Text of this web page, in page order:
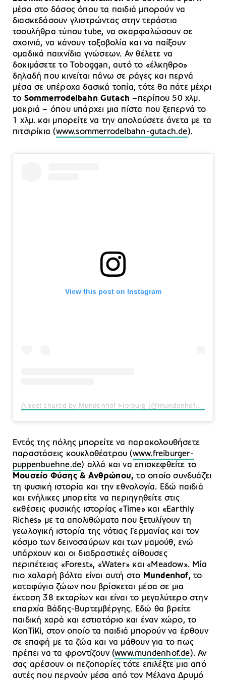
μέσα στο δάσος όπου τα παιδιά μπορούν να
διασκεδάσουν γλιστρώντας στην τεράστια
τσουλήθρα τύπου tube, να σκαρφαλώσουν σε
σχοινιά, να κάνουν τοξοβολία και να παίξουν
ομαδικά παιχνίδια γνώσεων. Αν θέλετε να
δοκιμάσετε το Toboggan, αυτό το «έλκηθρο»
δηλαδή που κινείται πάνω σε ράγες και περνά
μέσα σε υπέροχα δασικά τοπία, τότε θα πάτε μέχρι
το Sommerrodelbahn Gutach–περίπου 50 χλμ.
μακριά – όπου υπάρχει μια πίστα που ξεπερνά το
1 χλμ. και μπορείτε να την απολαύσετε άνετα με τα
πιτσιρίκια (www.sommerrodelbahn-gutach.de).
View this post on Instagram
A post shared by Mundenhof Freiburg (@mundenhof_freiburg)
Εντός της πόλης μπορείτε να παρακολουθήσετε
παραστάσεις κουκλοθέατρου (www.freiburger-
puppenbuehne.de) αλλά και να επισκεφθείτε το
Μουσείο Φύσης & Ανθρώπου,το οποίο συνδυάζει
τη φυσική ιστορία και την εθνολογία. Εδώ παιδιά
και ενήλικες μπορείτε να περιηγηθείτε στις
εκθέσεις φυσικής ιστορίας «Time» και «Earthly
Riches» με τα απολιθώματα που ξετυλίγουν τη
γεωλογική ιστορία της νότιας Γερμανίας και τον
κόσμο των δεινοσαύρων και των μαμούθ, ενώ
υπάρχουν και οι διαδραστικές αίθουσες
περιπέτειας «Forest», «Water» και «Meadow». Μία
πιο χαλαρή βόλτα είναι αυτή στο Mundenhof, το
καταφύγιο ζώων που βρίσκεται μέσα σε μια
έκταση 38 εκταρίων και είναι το μεγαλύτερο στην
επαρχία Βάδης-Βυρτεμβέργης. Εδώ θα βρείτε
παιδική χαρά και εστιατόριο και έναν χώρο, το
KonTiKi, στον οποίο τα παιδιά μπορούν να έρθουν
σε επαφή με τα ζώα και να μάθουν για το πως
πρέπει να τα φροντίζουν (www.mundenhof.de). Αν
σας αρέσουν οι πεζοπορίες τότε επιλέξτε μια από
αυτές που περνούν μέσα από τον Μέλανα Δρυμό